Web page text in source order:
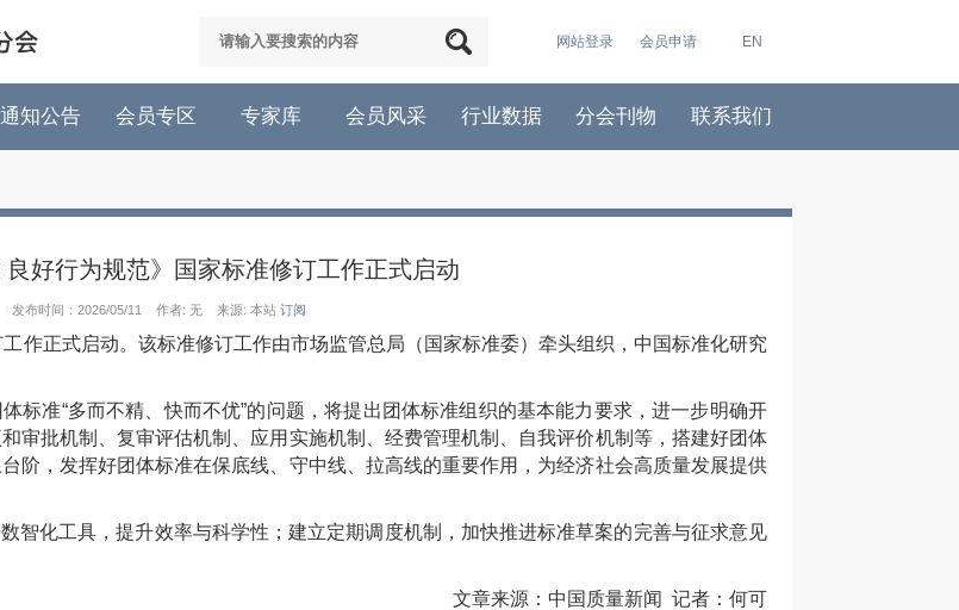
网站登录 会员申请 EN
通知公告 会员专区 专家库 会员风采 行业数据 分会刊物 联系我们
良好行为规范》国家标准修订工作正式启动
发布时间：2026/05/11 作者: 无 来源: 本站 订阅
作正式启动。该标准修订工作由市场监管总局（国家标准委）牵头组织，中国标准化研究
标准“多而不精、快而不优”的问题，将提出团体标准组织的基本能力要求，进一步明确开
审批机制、复审评估机制、应用实施机制、经费管理机制、自我评价机制等，搭建好团体
阶，发挥好团体标准在保底线、守中线、拉高线的重要作用，为经济社会高质量发展提供
智化工具，提升效率与科学性；建立定期调度机制，加快推进标准草案的完善与征求意见
文章来源：中国质量新闻 记者：何可